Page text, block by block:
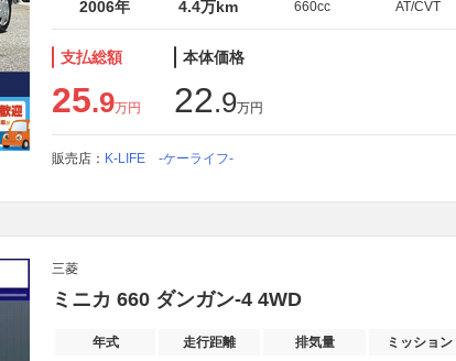
2006年 4.4万km 660cc AT/CVT
支払総額
25.9万円
本体価格
22.9万円
販売店： K‐LIFE ‐ケーライフ‐
三菱
ミニカ 660 ダンガン-4 4WD
年式 走行距離 排気量 ミッション